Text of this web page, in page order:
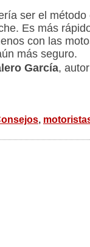
ser el método
Es más
con las
más seguro.
García,
,